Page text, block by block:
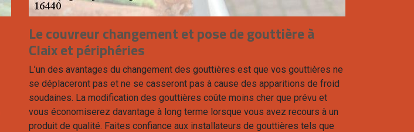
Le couvreur changement et pose de gouttière à
Claix et périphéries
L’un des avantages du changement des gouttières est que vos gouttières ne
se déplaceront pas et ne se casseront pas à cause des apparitions de froid
soudaines. La modification des gouttières coûte moins cher que prévu et
vous économiserez davantage à long terme lorsque vous avez recours à un
produit de qualité. Faites confiance aux installateurs de gouttières tels que